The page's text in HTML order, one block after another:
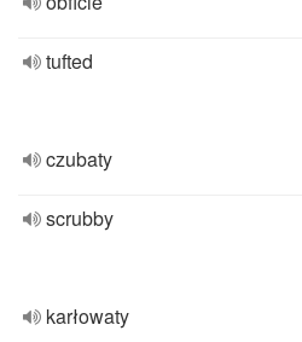
tufted
czubaty
scrubby
karłowaty